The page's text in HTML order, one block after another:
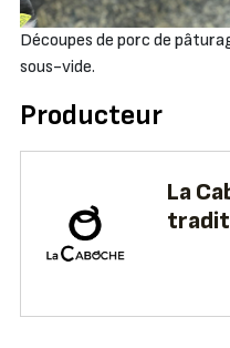
Découpes de porc de
sous-vide.
Producteur
La